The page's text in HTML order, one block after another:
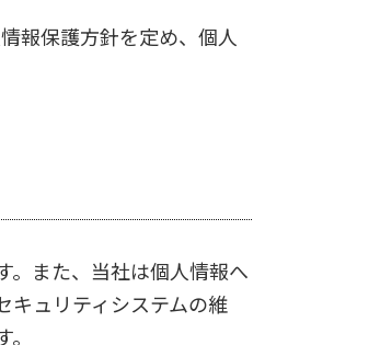
報保護方針を定め、個人
。また、当社は個人情報へ
キュリティシステムの維